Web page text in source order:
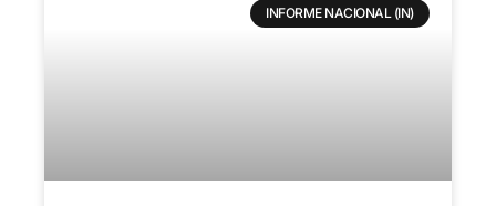
INFORME NACIONAL (IN)